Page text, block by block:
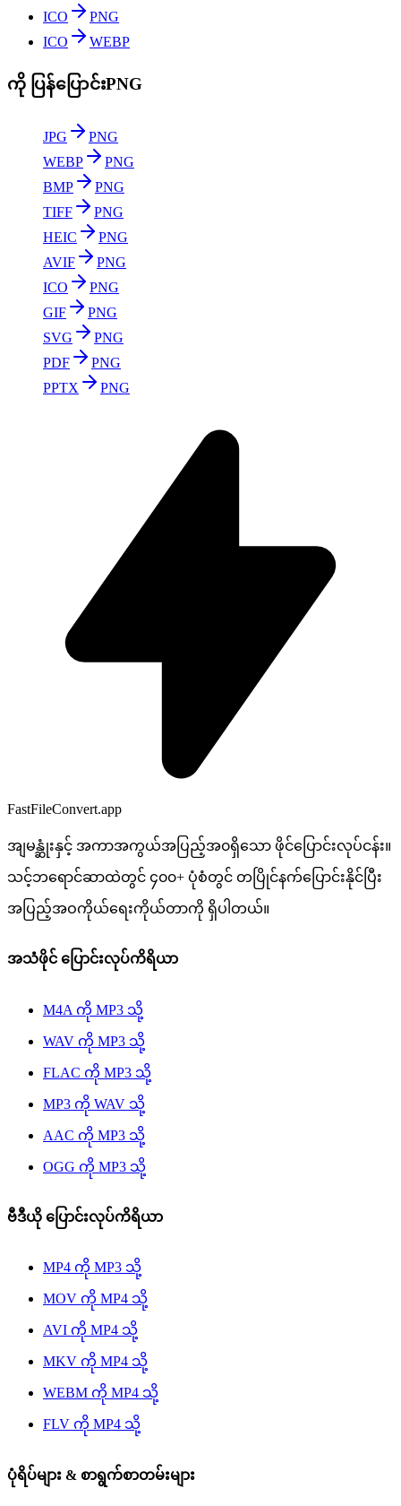
ICO
PNG
ICO
WEBP
ကို ပြန်ပြောင်းPNG
JPG
PNG
WEBP
PNG
BMP
PNG
TIFF
PNG
HEIC
PNG
AVIF
PNG
ICO
PNG
GIF
PNG
SVG
PNG
PDF
PNG
PPTX
PNG
FastFileConvert.app
အျမန္ဆုံးနှင့် အကာအကွယ်အပြည့်အ၀ရှိသော ဖိုင်ပြောင်းလုပ်ငန်း။
သင့်ဘရောင်ဆာထဲတွင် ၄၀၀‌+ ပုံစံတွင် တပြိုင်နက်ပြောင်းနိုင်ပြီး
အပြည့်အဝကိုယ်ရေးကိုယ်တာကို ရှိပါတယ်။
အသံဖိုင် ပြောင်းလုပ်ကိရိယာ
M4A ကို MP3 သို့
WAV ကို MP3 သို့
FLAC ကို MP3 သို့
MP3 ကို WAV သို့
AAC ကို MP3 သို့
OGG ကို MP3 သို့
ဗီဒီယို ပြောင်းလုပ်ကိရိယာ
MP4 ကို MP3 သို့
MOV ကို MP4 သို့
AVI ကို MP4 သို့
MKV ကို MP4 သို့
WEBM ကို MP4 သို့
FLV ကို MP4 သို့
ပုံရိပ်များ & စာရွက်စာတမ်းများ